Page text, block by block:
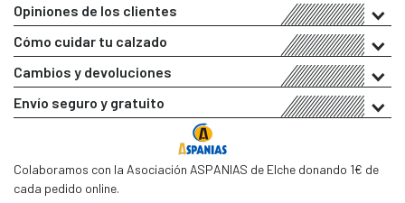
Opiniones de los clientes
Cómo cuidar tu calzado
Cambios y devoluciones
Envío seguro y gratuito
Colaboramos con la Asociación ASPANIAS de Elche donando 1€ de
cada pedido online.